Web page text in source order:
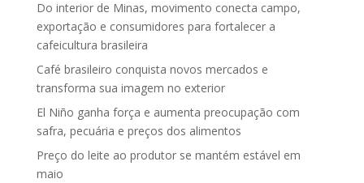
Do interior de Minas, movimento conecta campo,
exportação e consumidores para fortalecer a
cafeicultura brasileira
Café brasileiro conquista novos mercados e
transforma sua imagem no exterior
El Niño ganha força e aumenta preocupação com
safra, pecuária e preços dos alimentos
Preço do leite ao produtor se mantém estável em
maio